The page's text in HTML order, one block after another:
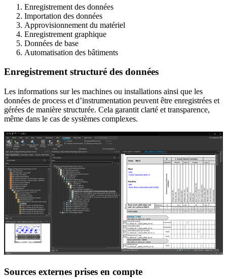
Enregistrement des données
Importation des données
Approvisionnement du matériel
Enregistrement graphique
Données de base
Automatisation des bâtiments
Enregistrement structuré des données
Les informations sur les machines ou installations ainsi que les
données de process et d’instrumentation peuvent être enregistrées et
gérées de manière structurée. Cela garantit clarté et transparence,
même dans le cas de systèmes complexes.
Sources externes prises en compte